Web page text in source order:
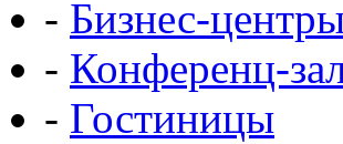
- Бизнес-
- Конференц-
- Гостиницы